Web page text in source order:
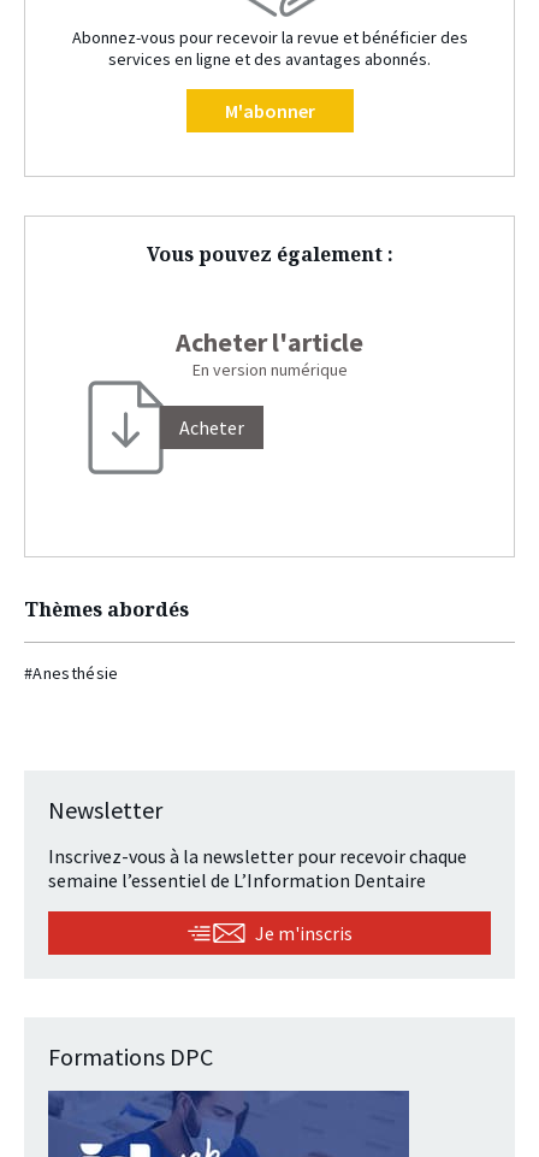
Abonnez-vous pour recevoir la revue et bénéficier des
services en ligne et des avantages abonnés.
M'abonner
Vous pouvez également :
Acheter l'article
En version numérique
Acheter
Thèmes abordés
#Anesthésie
Newsletter
Inscrivez-vous à la newsletter pour recevoir chaque
semaine l’essentiel de L’Information Dentaire
Je m'inscris
Formations DPC